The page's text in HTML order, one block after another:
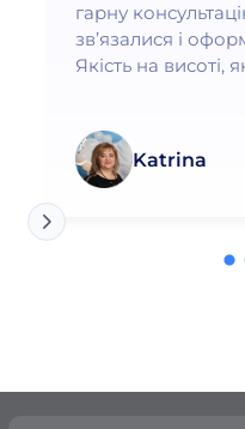
гарну
зв’язалися і
Якість на висоті,
Katrina